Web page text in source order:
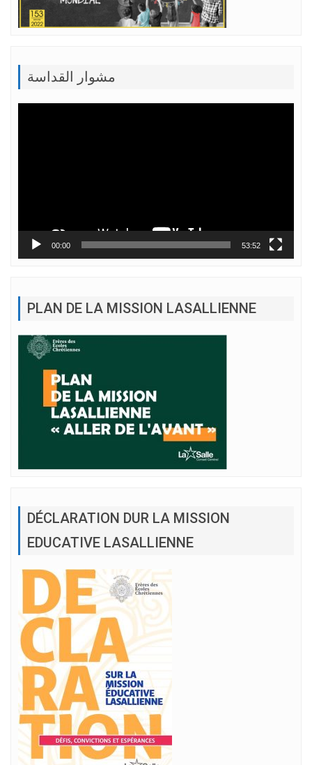
مشوار القداسة
00:00 53:52
PLAN DE LA MISSION LASALLIENNE
DÉCLARATION DUR LA MISSION
EDUCATIVE LASALLIENNE